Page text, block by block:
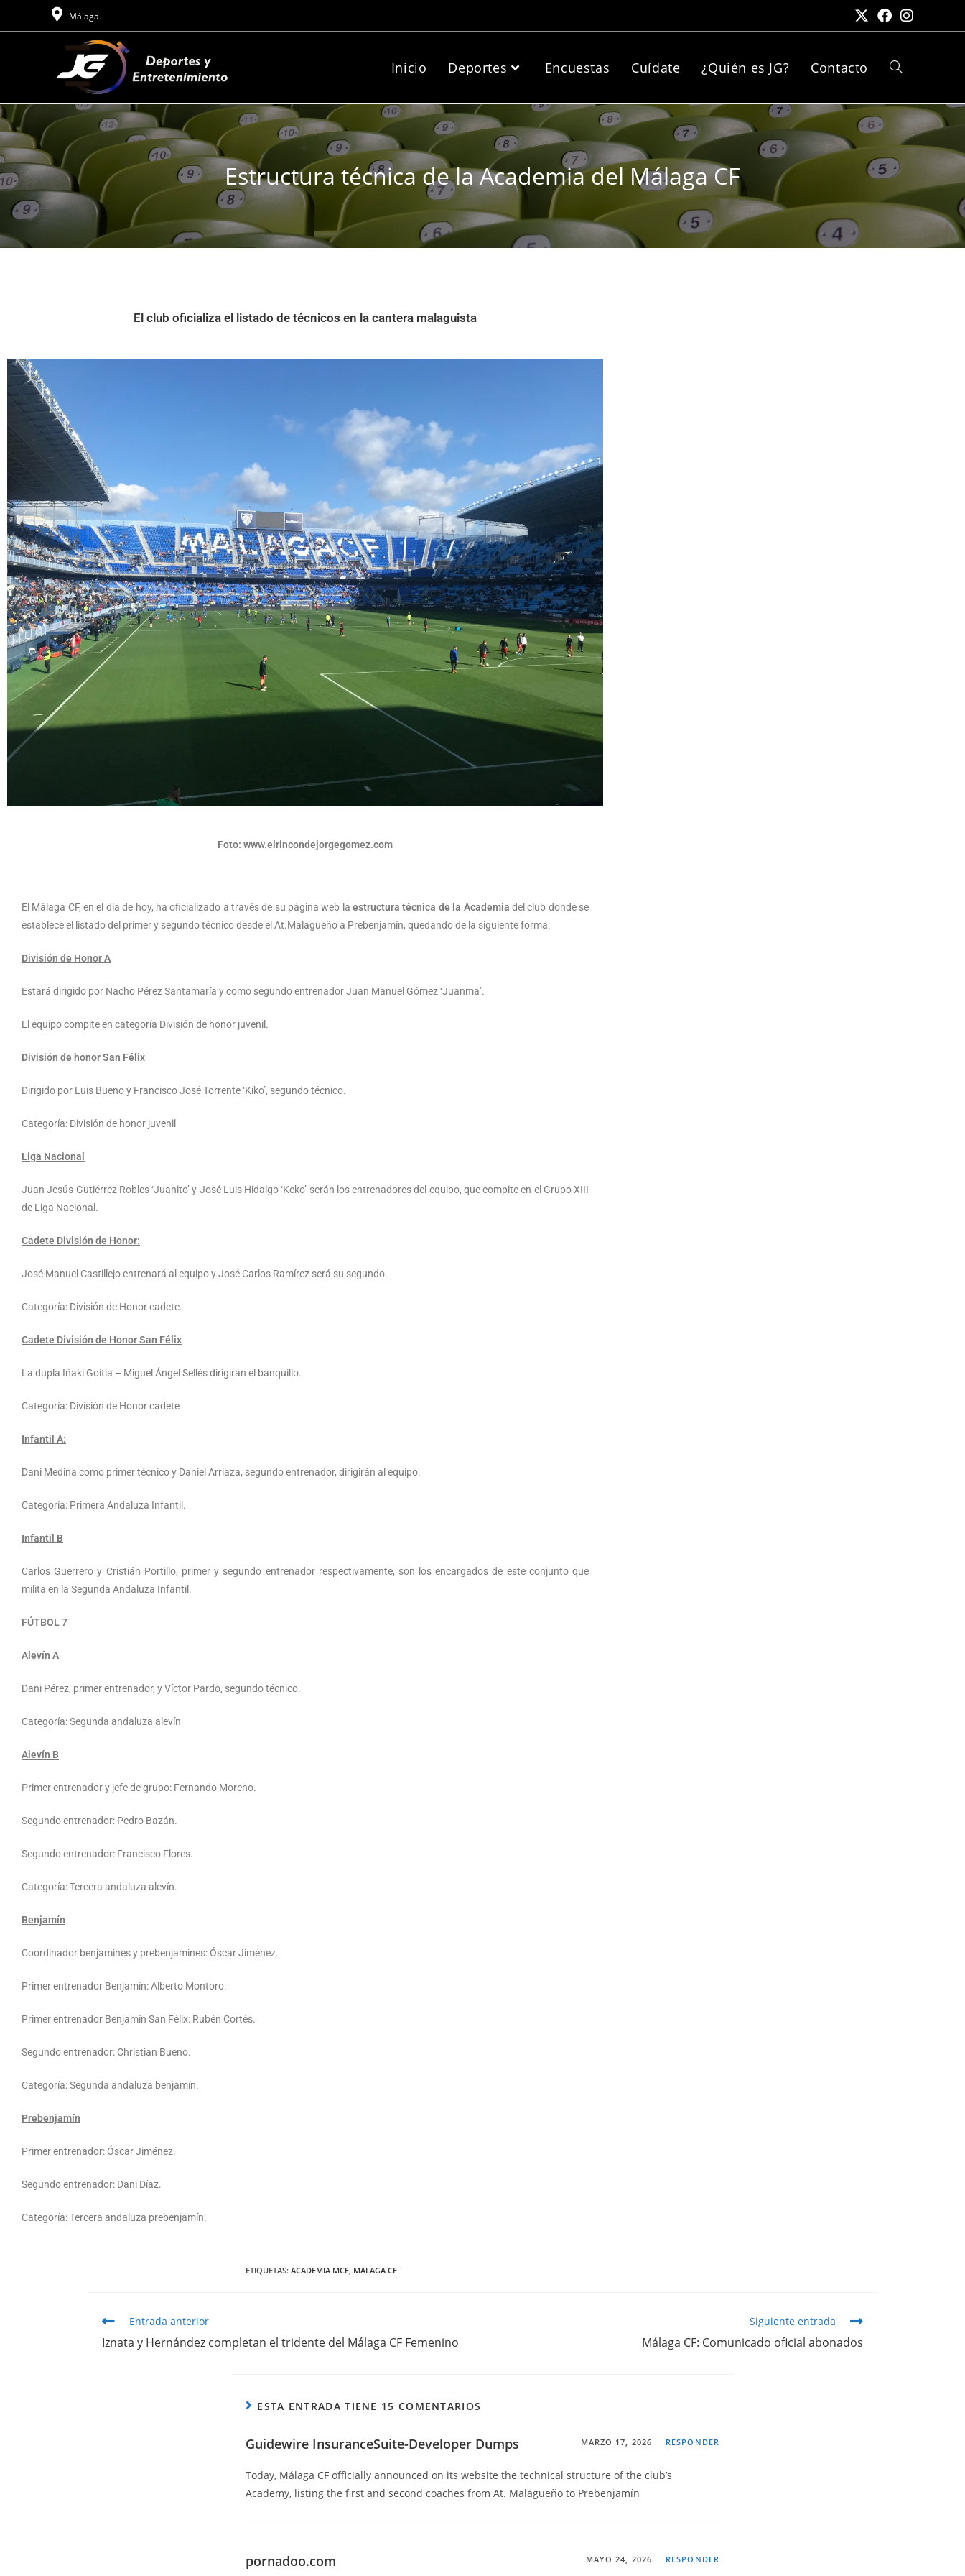
Málaga
Inicio Deportes Encuestas Cuídate ¿Quién es JG? Contacto
Estructura técnica de la Academia del Málaga CF
El club oficializa el listado de técnicos en la cantera malaguista
Foto: www.elrincondejorgegomez.com
El Málaga CF, en el día de hoy, ha oficializado a través de su página web laestructura técnica de la Academia del club donde se
establece el listado del primer y segundo técnico desde el At.Malagueño a Prebenjamín, quedando de la siguiente forma:
División de Honor A
Estará dirigido por Nacho Pérez Santamaría y como segundo entrenador Juan Manuel Gómez ‘Juanma’.
El equipo compite en categoría División de honor juvenil.
División de honor San Félix
Dirigido por Luis Bueno y Francisco José Torrente ‘Kiko’, segundo técnico.
Categoría: División de honor juvenil
Liga Nacional
Juan Jesús Gutiérrez Robles ‘Juanito’ y José Luis Hidalgo ‘Keko’ serán los entrenadores del equipo, que compite en el Grupo XIII
de Liga Nacional.
Cadete División de Honor:
José Manuel Castillejo entrenará al equipo y José Carlos Ramírez será su segundo.
Categoría: División de Honor cadete.
Cadete División de Honor San Félix
La dupla Iñaki Goitia – Miguel Ángel Sellés dirigirán el banquillo.
Categoría: División de Honor cadete
Infantil A:
Dani Medina como primer técnico y Daniel Arriaza, segundo entrenador, dirigirán al equipo.
Categoría: Primera Andaluza Infantil.
Infantil B
Carlos Guerrero y Cristián Portillo, primer y segundo entrenador respectivamente, son los encargados de este conjunto que
milita en la Segunda Andaluza Infantil.
FÚTBOL 7
Alevín A
Dani Pérez, primer entrenador, y Víctor Pardo, segundo técnico.
Categoría: Segunda andaluza alevín
Alevín B
Primer entrenador y jefe de grupo: Fernando Moreno.
Segundo entrenador: Pedro Bazán.
Segundo entrenador: Francisco Flores.
Categoría: Tercera andaluza alevín.
Benjamín
Coordinador benjamines y prebenjamines: Óscar Jiménez.
Primer entrenador Benjamín: Alberto Montoro.
Primer entrenador Benjamín San Félix: Rubén Cortés.
Segundo entrenador: Christian Bueno.
Categoría: Segunda andaluza benjamín.
Prebenjamín
Primer entrenador: Óscar Jiménez.
Segundo entrenador: Dani Díaz.
Categoría: Tercera andaluza prebenjamín.
ETIQUETAS: ACADEMIA MCF MÁLAGA CF
Entrada anterior
Iznata y Hernández completan el tridente del Málaga CF Femenino
Siguiente entrada
Málaga CF: Comunicado oficial abonados
ESTA ENTRADA TIENE 15 COMENTARIOS
Guidewire InsuranceSuite-Developer Dumps MARZO 17, 2026 RESPONDER
Today, Málaga CF officially announced on its website the technical structure of the club’s
Academy, listing the first and second coaches from At. Malagueño to Prebenjamín
pornadoo.com MAYO 24, 2026 RESPONDER